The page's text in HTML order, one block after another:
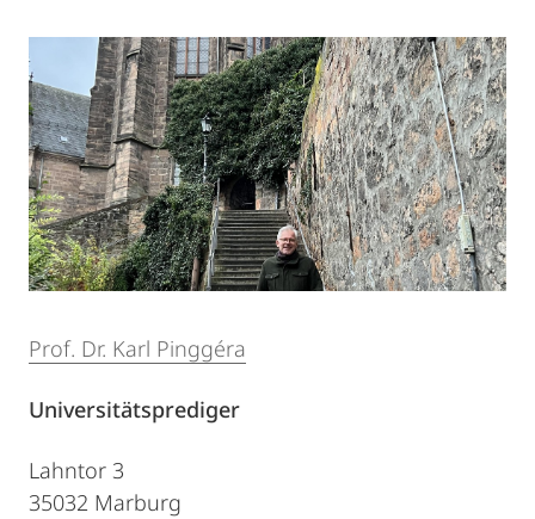
Prof. Dr. Karl Pinggéra
Universitätsprediger
Lahntor 3
35032 Marburg